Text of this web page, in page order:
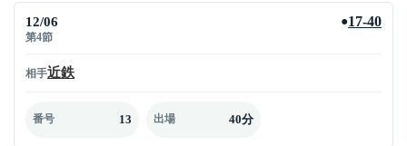
12/06
第4節
●17-40
相手近鉄
番号 13 出場 40分